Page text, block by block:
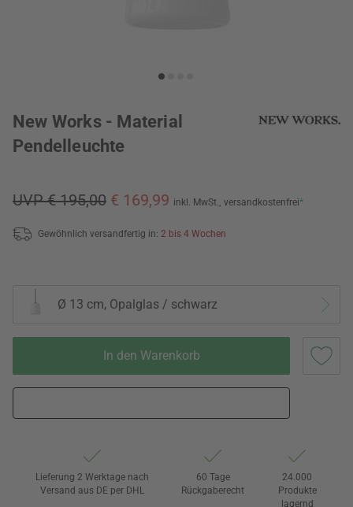
New Works - Material
Pendelleuchte
UVP € 195,00 € 169,99 inkl. MwSt., versandkostenfrei*
Gewöhnlich versandfertig in: 2 bis 4 Wochen
Ø 13 cm, Opalglas / schwarz
In den Warenkorb
Lieferung 2 Werktage nach
Versand aus DE per DHL
60 Tage
Rückgaberecht
24.000
Produkte
lagernd